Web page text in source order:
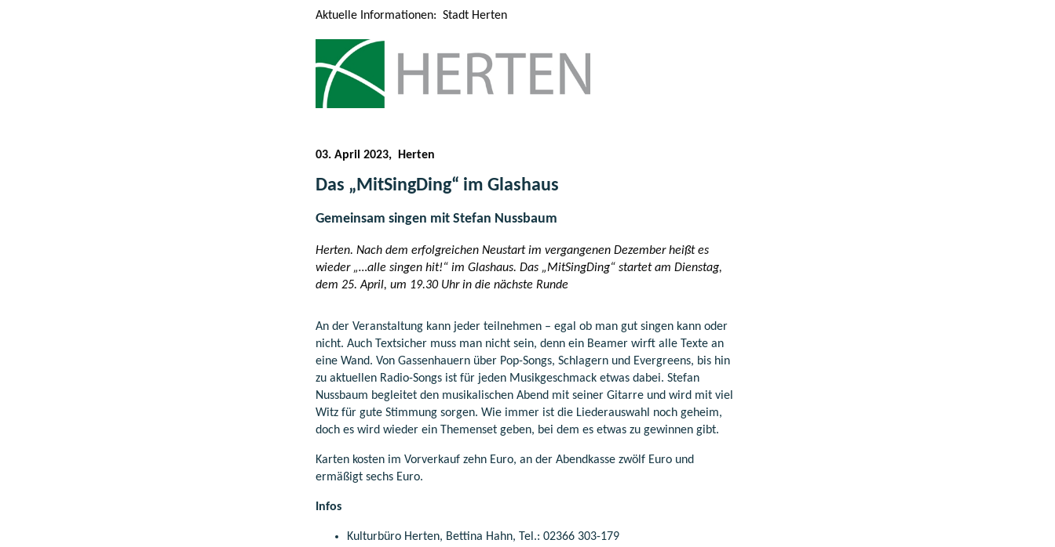
Aktuelle Informationen: Stadt Herten
03. April 2023, Herten
Das „MitSingDing“ im Glashaus
Gemeinsam singen mit Stefan Nussbaum
Herten. Nach dem erfolgreichen Neustart im vergangenen Dezember heißt es
wieder „…alle singen hit!“ im Glashaus. Das „MitSingDing“ startet am Dienstag,
dem 25. April, um 19.30 Uhr in die nächste Runde
An der Veranstaltung kann jeder teilnehmen – egal ob man gut singen kann oder
nicht. Auch Textsicher muss man nicht sein, denn ein Beamer wirft alle Texte an
eine Wand. Von Gassenhauern über Pop-Songs, Schlagern und Evergreens, bis hin
zu aktuellen Radio-Songs ist für jeden Musikgeschmack etwas dabei. Stefan
Nussbaum begleitet den musikalischen Abend mit seiner Gitarre und wird mit viel
Witz für gute Stimmung sorgen. Wie immer ist die Liederauswahl noch geheim,
doch es wird wieder ein Themenset geben, bei dem es etwas zu gewinnen gibt.
Karten kosten im Vorverkauf zehn Euro, an der Abendkasse zwölf Euro und
ermäßigt sechs Euro.
Infos
Kulturbüro Herten, Bettina Hahn, Tel.: 02366 303-179